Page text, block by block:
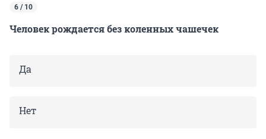
6 / 10
Человек рождается без коленных чашечек
Да
Нет